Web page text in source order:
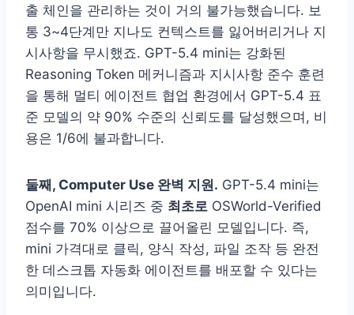
출 체인을 관리하는 것이 거의 불가능했습니다. 보
통 3~4단계만 지나도 컨텍스트를 잃어버리거나 지
시사항을 무시했죠. GPT-5.4 mini는 강화된
Reasoning Token 메커니즘과 지시사항 준수 훈련
을 통해 멀티 에이전트 협업 환경에서 GPT-5.4 표
준 모델의 약 90% 수준의 신뢰도를 달성했으며, 비
용은 1/6에 불과합니다.
둘째, Computer Use 완벽 지원. GPT-5.4 mini는
OpenAI mini 시리즈 중 최초로 OSWorld-Verified
점수를 70% 이상으로 끌어올린 모델입니다. 즉,
mini 가격대로 클릭, 양식 작성, 파일 조작 등 완전
한 데스크톱 자동화 에이전트를 배포할 수 있다는
의미입니다.